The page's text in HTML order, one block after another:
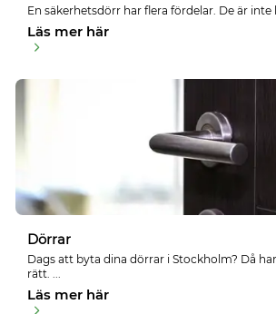
En säkerhetsdörr har flera fördelar. De är inte
Läs mer här
Dörrar
Dags att byta dina dörrar i Stockholm? Då
rätt. ...
Läs mer här